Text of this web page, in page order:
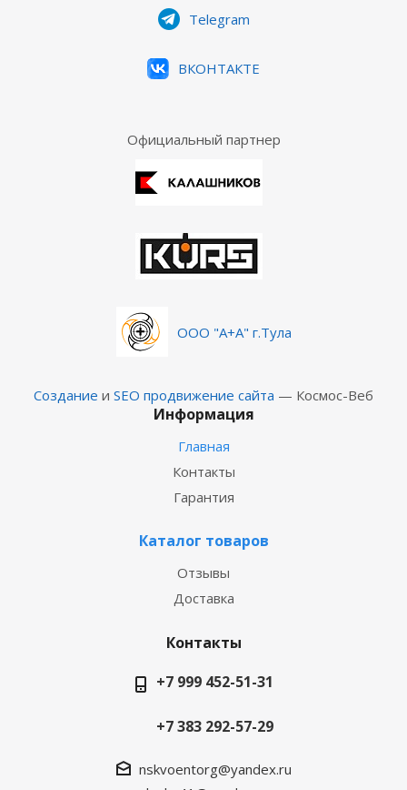
Telegram
ВКОНТАКТЕ
Официальный партнер
ООО "А+А" г.Тула
Создание и SEO продвижение сайта — Космос-Веб
Информация
Главная
Контакты
Гарантия
Каталог товаров
Отзывы
Доставка
Контакты
+7 999 452-51-31
+7 383 292-57-29
nskvoentorg@yandex.ru